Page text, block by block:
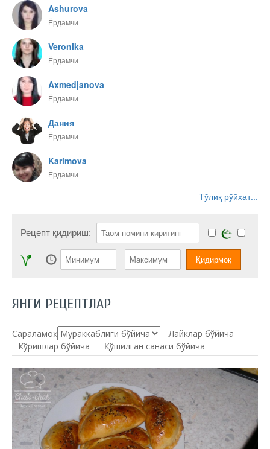
Ashurova
Ёрдамчи
Veronika
Ёрдамчи
Axmedjanova
Ёрдамчи
Дания
Ёрдамчи
Karimova
Ёрдамчи
Тўлиқ рўйхат...
Рецепт қидириш:
ЯНГИ РЕЦЕПТЛАР
Сараламоқ:
Лайклар бўйича
Кўришлар бўйича
Қўшилган санаси бўйича